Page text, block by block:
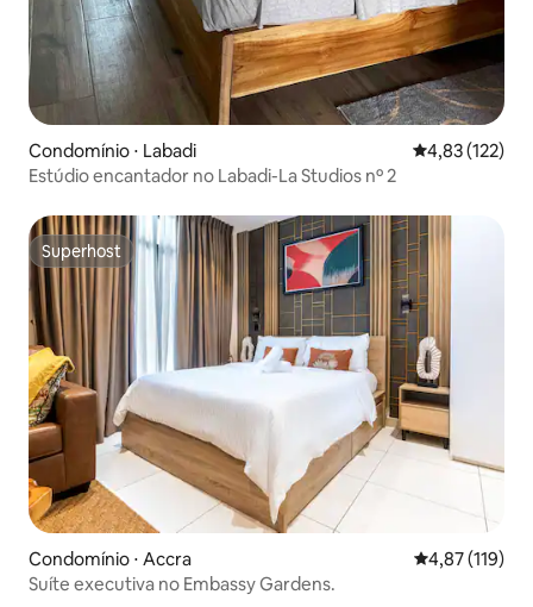
Condomínio ⋅ Labadi 4,83 de uma
4,83 (122)
Estúdio encantador no Labadi-La Studios nº 2
Superhost
Superhost
Condomínio ⋅ Accra 4,87 de uma
4,87 (119)
Suíte executiva no Embassy Gardens.